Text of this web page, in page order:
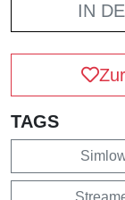
IN
TAGS